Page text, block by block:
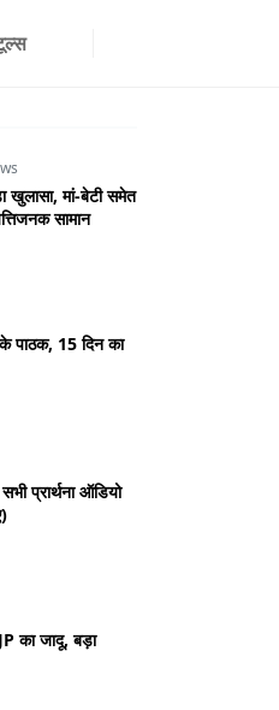
खुलासा, मां-बेटी समेत
सामान
पाठक, 15 दिन का
प्रार्थना ऑडियो
का जादू, बड़ा